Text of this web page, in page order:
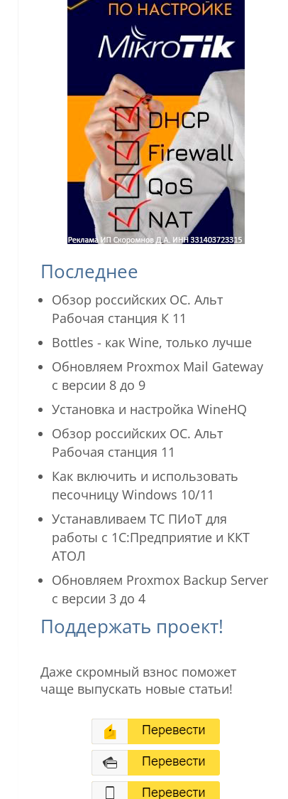
Последнее
Обзор российских ОС. Альт
Рабочая станция К 11
Bottles - как Wine, только лучше
Обновляем Proxmox Mail Gateway
с версии 8 до 9
Установка и настройка WineHQ
Обзор российских ОС. Альт
Рабочая станция 11
Как включить и использовать
песочницу Windows 10/11
Устанавливаем ТС ПИоТ для
работы с 1С:Предприятие и ККТ
АТОЛ
Обновляем Proxmox Backup Server
с версии 3 до 4
Поддержать проект!
Даже скромный взнос поможет
чаще выпускать новые статьи!